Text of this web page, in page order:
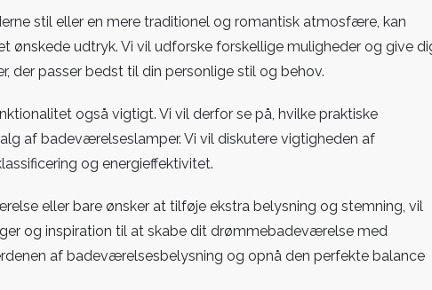
stil eller en mere traditionel og romantisk atmosfære, kan
udtryk. Vi vil udforske forskellige muligheder og give
passer bedst til din personlige stil og behov.
også vigtigt. Vi vil derfor se på, hvilke praktiske
af badeværelseslamper. Vi vil diskutere vigtigheden af
og energieffektivitet.
eller bare ønsker at tilføje ekstra belysning og stemning, vil
og inspiration til at skabe dit drømmebadeværelse med
af badeværelsesbelysning og opnå den perfekte balance